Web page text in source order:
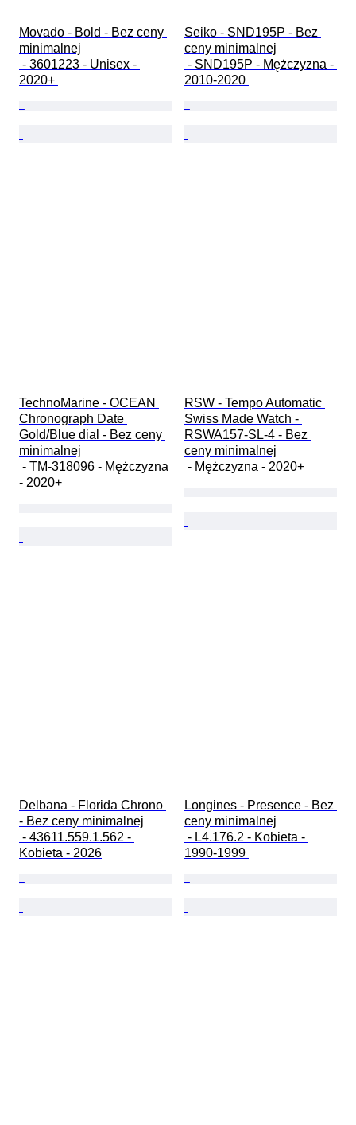
Movado - Bold - Bez ceny
minimalnej
2020+
Seiko - SND195P - Bez
ceny minimalnej
2010-2020
TechnoMarine - OCEAN
Chronograph Date
Gold/Blue dial - Bez ceny
minimalnej
- 2020+
RSW - Tempo Automatic
Swiss Made Watch -
RSWA157-SL-4 - Bez
ceny minimalnej
- Mężczyzna - 2020+
Delbana - Florida Chrono
- Bez ceny minimalnej
Kobieta - 2026
Longines - Presence - Bez
ceny minimalnej
1990-1999